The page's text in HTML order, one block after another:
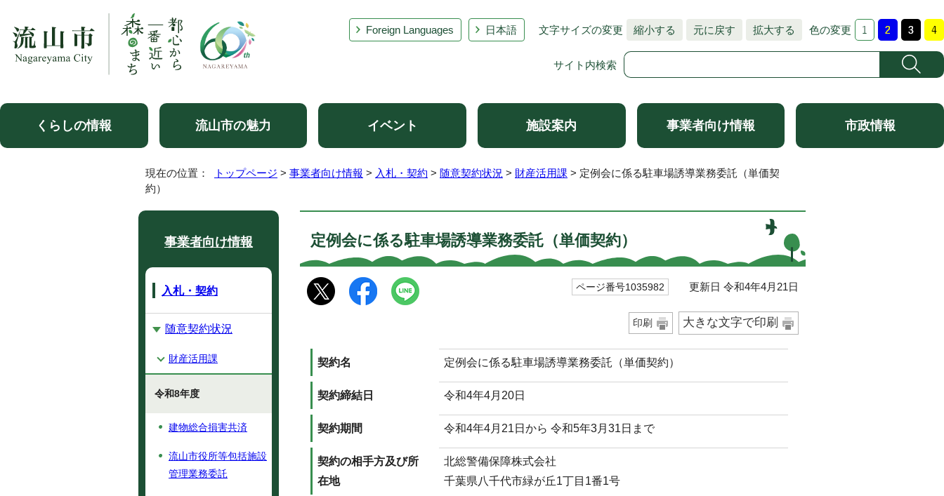
Foreign Languages 日本語 文字サイズの変更 縮小する 元に戻す 拡大する 色の変更
サイト内検索
くらしの情報 流山市の魅力 イベント 施設案内 事業者向け情報 市政情報
現在の位置： トップページ > 事業者向け情報 > 入札・契約 > 随意契約状況 > 財産活用課 > 定例会に係る駐車場誘導業務委託（単価契
約）
定例会に係る駐車場誘導業務委託（単価契約）
ページ番号1035982 更新日 令和4年4月21日
印刷 大きな文字で印刷
契約名 定例会に係る駐車場誘導業務委託（単価契約）
契約締結日 令和4年4月20日
契約期間 令和4年4月21日から 令和5年3月31日まで
契約の相手方及び所
在地
北総警備保障株式会社
千葉県八千代市緑が丘1丁目1番1号
事業者向け情報
入札・契約
随意契約状況
財産活用課
令和8年度
建物総合損害共済
流山市役所等包括施設
管理業務委託